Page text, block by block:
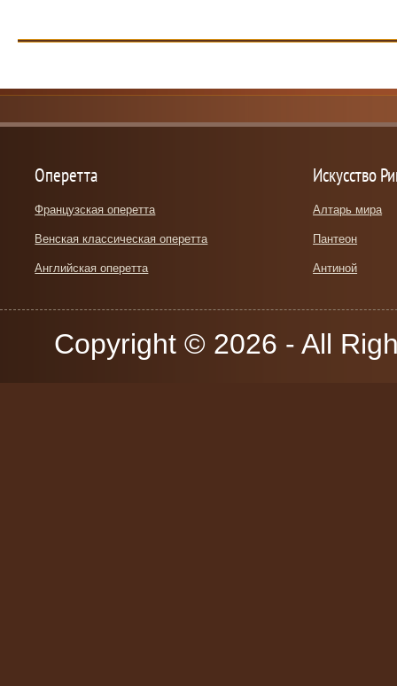
Оперетта
Французская оперетта
Венская классическая оперетта
Английская оперетта
Искусство
Алтарь мира
Пантеон
Антиной
Copyright © 2026 - All